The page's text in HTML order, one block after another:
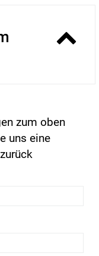
zum oben
uns eine